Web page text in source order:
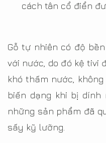
cách tân cổ điển
Gỗ tự nhiên có độ
với nước, do đó kệ tivi
khó thấm nước,
biến dạng khi bị
những sản phẩm đã
sấy kỹ lưỡng.